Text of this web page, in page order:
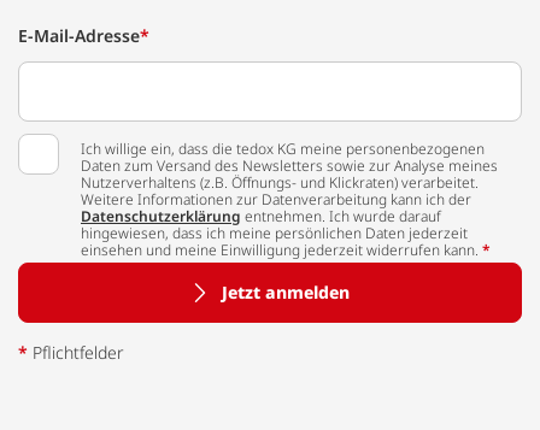
E-Mail-Adresse*
Ich willige ein, dass die tedox KG meine personenbezogenen
Daten zum Versand des Newsletters sowie zur Analyse meines
Nutzerverhaltens (z.B. Öffnungs- und Klickraten) verarbeitet.
Weitere Informationen zur Datenverarbeitung kann ich der
Datenschutzerklärung entnehmen. Ich wurde darauf
hingewiesen, dass ich meine persönlichen Daten jederzeit
einsehen und meine Einwilligung jederzeit widerrufen kann. *
Jetzt anmelden
* Pflichtfelder